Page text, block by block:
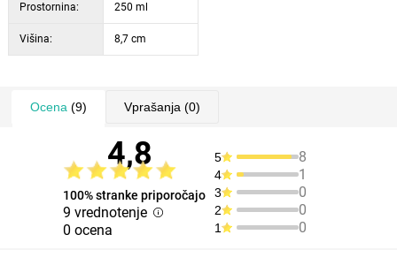
Prostornina: 250 ml
Višina: 8,7 cm
Ocena (9) Vprašanja (0)
4,8
100% stranke priporočajo
9 vrednotenje
0 ocena
5 8
4 1
3 0
2 0
1 0